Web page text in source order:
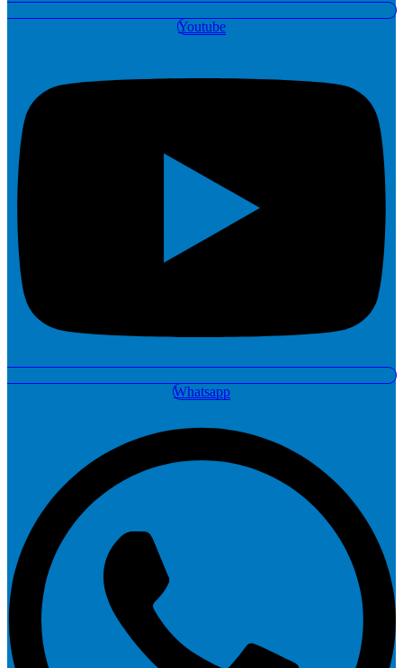
Youtube
Whatsapp